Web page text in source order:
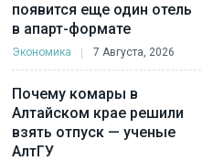
появится еще один отель
в апарт-формате
Экономика 7 Августа, 2026
Почему комары в
Алтайском крае решили
взять отпуск — ученые
АлтГУ